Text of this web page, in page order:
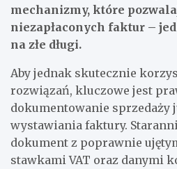
mechanizmy, które
niezapłaconych faktur –
na złe długi.
Aby jednak skutecznie
rozwiązań, kluczowe jest
dokumentowanie sprzedaży
wystawiania faktury.
dokument z poprawnie
stawkami VAT oraz danymi